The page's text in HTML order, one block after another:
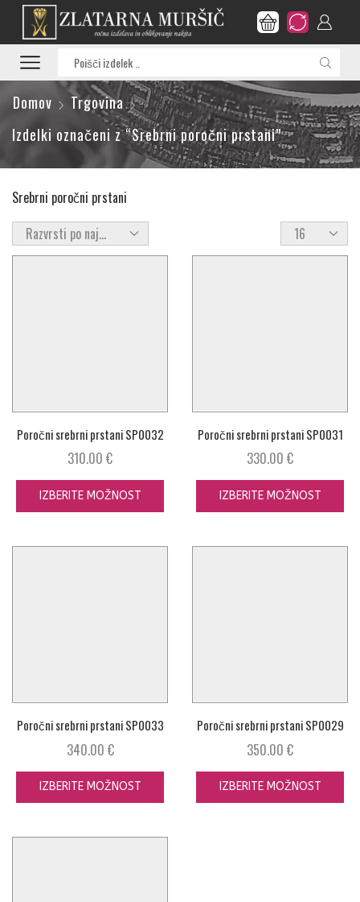
input
Domov
Trgovina
Izdelki označeni z “Srebrni poročni prstani”
Srebrni poročni prstani
Products
per
Poročni srebrni prstani SP0032
310.00 €
IZBERITE MOŽNOST
Poročni srebrni prstani SP0031
330.00 €
IZBERITE MOŽNOST
Poročni srebrni prstani SP0033
340.00 €
IZBERITE MOŽNOST
Poročni srebrni prstani SP0029
350.00 €
IZBERITE MOŽNOST